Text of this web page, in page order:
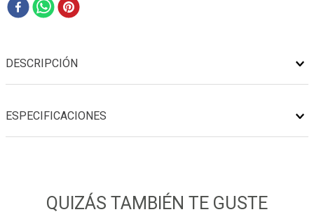
DESCRIPCIÓN
ESPECIFICACIONES
QUIZÁS TAMBIÉN TE GUSTE